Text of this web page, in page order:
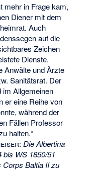
mehr in Frage kam,
Diener mit dem
Auch
auf die
Zeichen
Dienste.
Anwälte und Ärzte
Sanitätsrat. Der
Allgemeinen
er eine Reihe von
während der
Fällen Professor
halten.“
: Die Albertina
bis WS 1850/51
Baltia II zu